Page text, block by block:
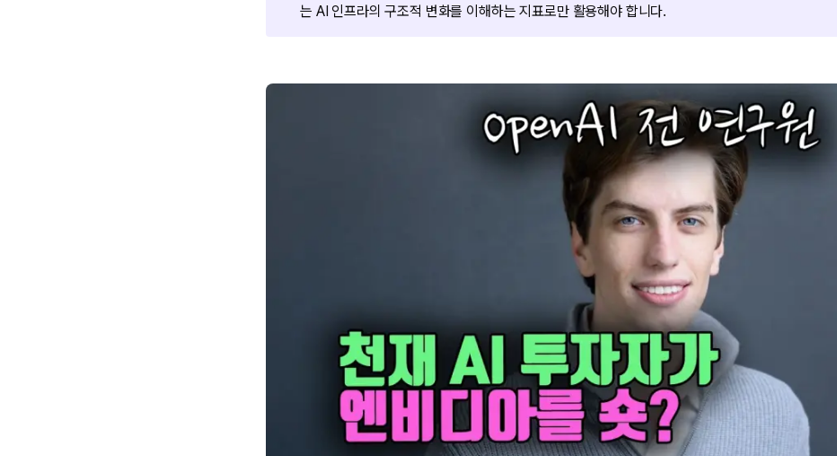
는 AI 인프라의 구조적 변화를 이해하는 지표로만 활용해야 합니다.